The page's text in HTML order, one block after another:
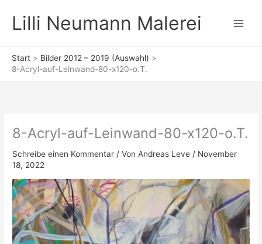
Inhalt
springen
Lilli Neumann Malerei
Start
Bilder 2012 – 2019 (Auswahl)
8-Acryl-auf-Leinwand-80-x120-o.T.
8-Acryl-auf-Leinwand-80-x120-o.T.
Schreibe einen Kommentar / VonAndreas Leve / November
18, 2022